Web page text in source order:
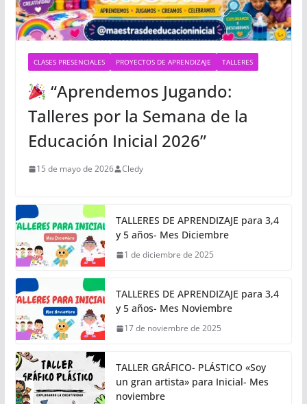
CLASES PRESENCIALES PROYECTOS DE APRENDIZAJE TALLERES
“Aprendemos Jugando:
Talleres por la Semana de la
Educación Inicial 2026”
15 de mayo de 2026 Cledy
TALLERES DE APRENDIZAJE para 3,4
y 5 años- Mes Diciembre
1 de diciembre de 2025
TALLERES DE APRENDIZAJE para 3,4
y 5 años- Mes Noviembre
17 de noviembre de 2025
TALLER GRÁFICO- PLÁSTICO «Soy
un gran artista» para Inicial- Mes
noviembre